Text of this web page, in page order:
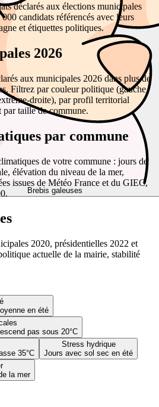
Brebis galeuses
en été
pas sous 20°C
35°C
Stress hydrique
Jours avec sol sec en été
la mer
déclarés aux élections municipales
candidats référencés avec leurs
et étiquettes politiques.
2026
aux municipales 2026 dans plus de
Filtrez par couleur politique (gauche,
droite), par profil territorial
taille de commune.
par commune
de votre commune : jours de
élévation du niveau de la mer,
issues de Météo France et du GIEC,
2020, présidentielles 2022 et
actuelle de la mairie, stabilité